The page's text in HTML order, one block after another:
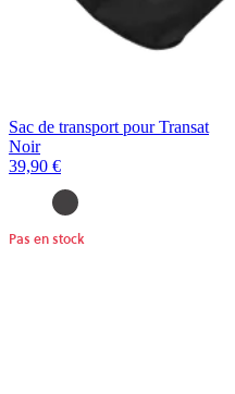
Sac de transport pour Transat
Noir
39,90 €
Pas en stock